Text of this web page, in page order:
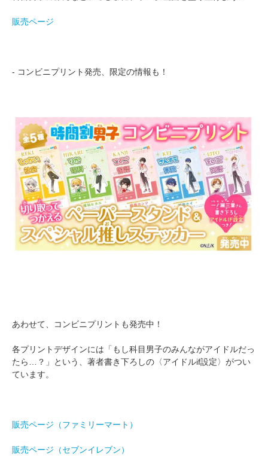
販売ページ
- コンビニプリント発売、限定の情報も！
あわせて、コンビニプリントも発売中！
各プリントデザインには「もし科目男子のみんながアイドルだっ
たら…？」という、著者書き下ろしの〈アイドルif設定〉がつい
ています。
販売ページ（ファミリーマート）
販売ページ（セブンイレブン）